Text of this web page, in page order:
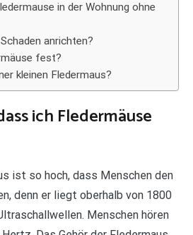
in der Wohnung ohne
anrichten?
fest?
kleinen Fledermaus?
ich Fledermäuse
ist so hoch, dass Menschen den
denn er liegt oberhalb von 1800
Menschen hören